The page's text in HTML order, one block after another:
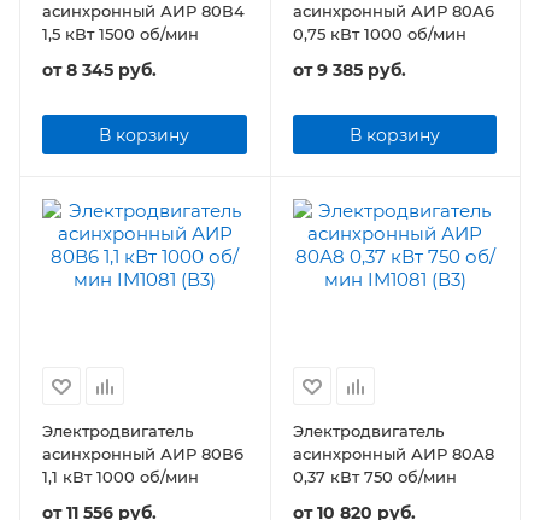
асинхронный АИР 80В4
1,5 кВт 1500 об/мин
от8 345 руб.
В корзину
асинхронный АИР 80А6
0,75 кВт 1000 об/мин
от9 385 руб.
В корзину
Электродвигатель
асинхронный АИР 80В6
1,1 кВт 1000 об/мин
от11 556 руб.
Электродвигатель
асинхронный АИР 80А8
0,37 кВт 750 об/мин
от10 820 руб.